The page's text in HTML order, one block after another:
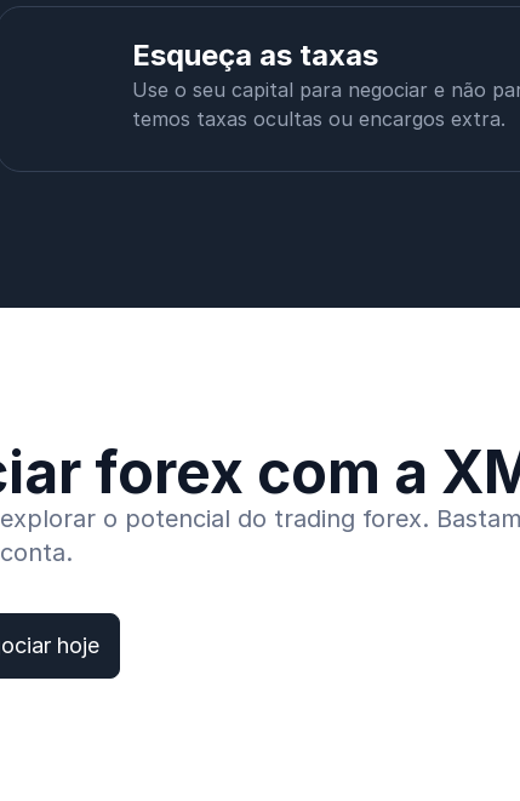
Esqueça as taxas
Use o seu capital para negociar e não
temos taxas ocultas ou encargos extra.
forex com a
o potencial do trading forex.
hoje